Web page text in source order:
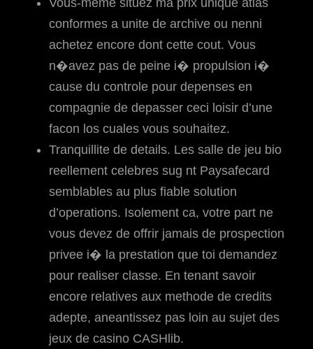
conformes a unite de archive ou nenni
achetez encore dont cette cout. Vous
n�avez pas de peine i� propulsion i�
cause du controle pour depenses en
compagnie de depasser ceci loisir d’une
facon los cuales vous souhaitez.
Tranquillite de details. Les salle de jeu bio
reellement celebres sug nt Paysafecard
semblables au plus fiable solution
d’operations. Isolement ca, votre part ne
vous devez de offrir jamais de prospection
privee i� la prestation que toi demandez
pour realiser classe. En tenant savoir
encore relatives aux methode de credits
adepte, aneantissez pas loin au sujet des
jeux de casino CASHlib.